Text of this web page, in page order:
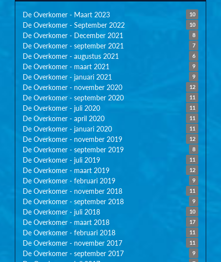
10
De Overkomer - Maart 2023
10
De Overkomer - September 2022
8
De Overkomer - December 2021
7
De Overkomer - september 2021
6
De Overkomer - augustus 2021
9
De Overkomer - maart 2021
9
De Overkomer - januari 2021
12
De Overkomer - november 2020
11
De Overkomer - september 2020
11
De Overkomer - juli 2020
11
De Overkomer - april 2020
11
De Overkomer - januari 2020
12
De Overkomer - november 2019
8
De Overkomer - september 2019
11
De Overkomer - juli 2019
12
De Overkomer - maart 2019
9
De Overkomer - februari 2019
11
De Overkomer - november 2018
9
De Overkomer - september 2018
10
De Overkomer - juli 2018
17
De Overkomer - maart 2018
11
De Overkomer - februari 2018
11
De Overkomer - november 2017
9
De Overkomer - september 2017